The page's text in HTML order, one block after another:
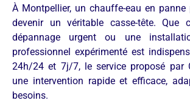
À Montpellier, un chauffe-eau en panne
devenir un véritable casse-tête. Que
dépannage urgent ou une
professionnel expérimenté est
24h/24 et 7j/7, le service proposé par
une intervention rapide et efficace,
besoins.